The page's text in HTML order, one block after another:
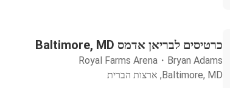
כרטיסים לבריאן אדמס Baltimore, MD
Bryan Adams
・
Royal Farms Arena
Baltimore, MD, ארצות הברית